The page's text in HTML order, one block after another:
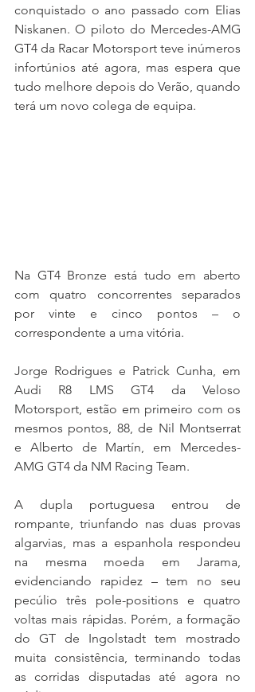
conquistado o ano passado com Elias
Niskanen. O piloto do Mercedes-AMG
GT4 da Racar Motorsport teve inúmeros
infortúnios até agora, mas espera que
tudo melhore depois do Verão, quando
terá um novo colega de equipa.
Na GT4 Bronze está tudo em aberto
com quatro concorrentes separados
por vinte e cinco pontos – o
correspondente a uma vitória.
Jorge Rodrigues e Patrick Cunha, em
Audi R8 LMS GT4 da Veloso
Motorsport, estão em primeiro com os
mesmos pontos, 88, de Nil Montserrat
e Alberto de Martín, em Mercedes-
AMG GT4 da NM Racing Team.
A dupla portuguesa entrou de
rompante, triunfando nas duas provas
algarvias, mas a espanhola respondeu
na mesma moeda em Jarama,
evidenciando rapidez – tem no seu
pecúlio três pole-positions e quatro
voltas mais rápidas. Porém, a formação
do GT de Ingolstadt tem mostrado
muita consistência, terminando todas
as corridas disputadas até agora no